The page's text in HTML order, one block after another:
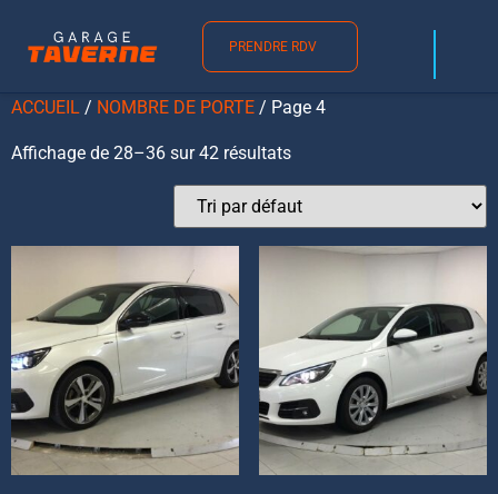
PRENDRE RDV
ACCUEIL / NOMBRE DE PORTE / Page 4
Nombre de porte
Affichage de 28–36 sur 42 résultats